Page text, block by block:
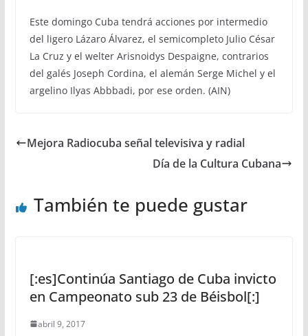
Este domingo Cuba tendrá acciones por intermedio
del ligero Lázaro Álvarez, el semicompleto Julio César
La Cruz y el welter Arisnoidys Despaigne, contrarios
del galés Joseph Cordina, el alemán Serge Michel y el
argelino Ilyas Abbbadi, por ese orden. (AIN)
Mejora Radiocuba señal televisiva y radial
Día de la Cultura Cubana
También te puede gustar
[:es]Continúa Santiago de Cuba invicto
en Campeonato sub 23 de Béisbol[:]
abril 9, 2017